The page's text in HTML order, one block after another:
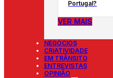
Portugal?
VER MAIS
NEGÓCIOS
CRIATIVIDADE
EM TRÂNSITO
ENTREVISTAS
OPINIÃO